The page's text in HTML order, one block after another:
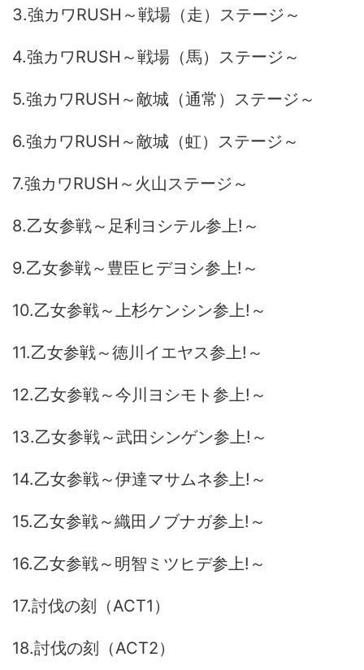
3.強カワRUSH～戦場（走）ステージ～
4.強カワRUSH～戦場（馬）ステージ～
5.強カワRUSH～敵城（通常）ステージ～
6.強カワRUSH～敵城（虹）ステージ～
7.強カワRUSH～火山ステージ～
8.乙女参戦～足利ヨシテル参上!～
9.乙女参戦～豊臣ヒデヨシ参上!～
10.乙女参戦～上杉ケンシン参上!～
11.乙女参戦～徳川イエヤス参上!～
12.乙女参戦～今川ヨシモト参上!～
13.乙女参戦～武田シンゲン参上!～
14.乙女参戦～伊達マサムネ参上!～
15.乙女参戦～織田ノブナガ参上!～
16.乙女参戦～明智ミツヒデ参上!～
17.討伐の刻（ACT1）
18.討伐の刻（ACT2）